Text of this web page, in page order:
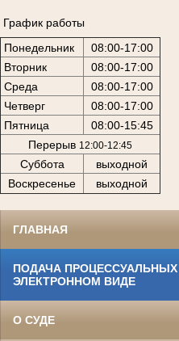
График работы
Понедельник
08:00-17:00
Вторник
08:00-17:00
Среда
08:00-17:00
Четверг
08:00-17:00
Пятница
08:00-15:45
Перерыв 12:00-12:45
Суббота
выходной
Воскресенье
выходной
ГЛАВНАЯ
ПОДАЧА
ЭЛЕКТРОННОМ ВИДЕ
О СУДЕ